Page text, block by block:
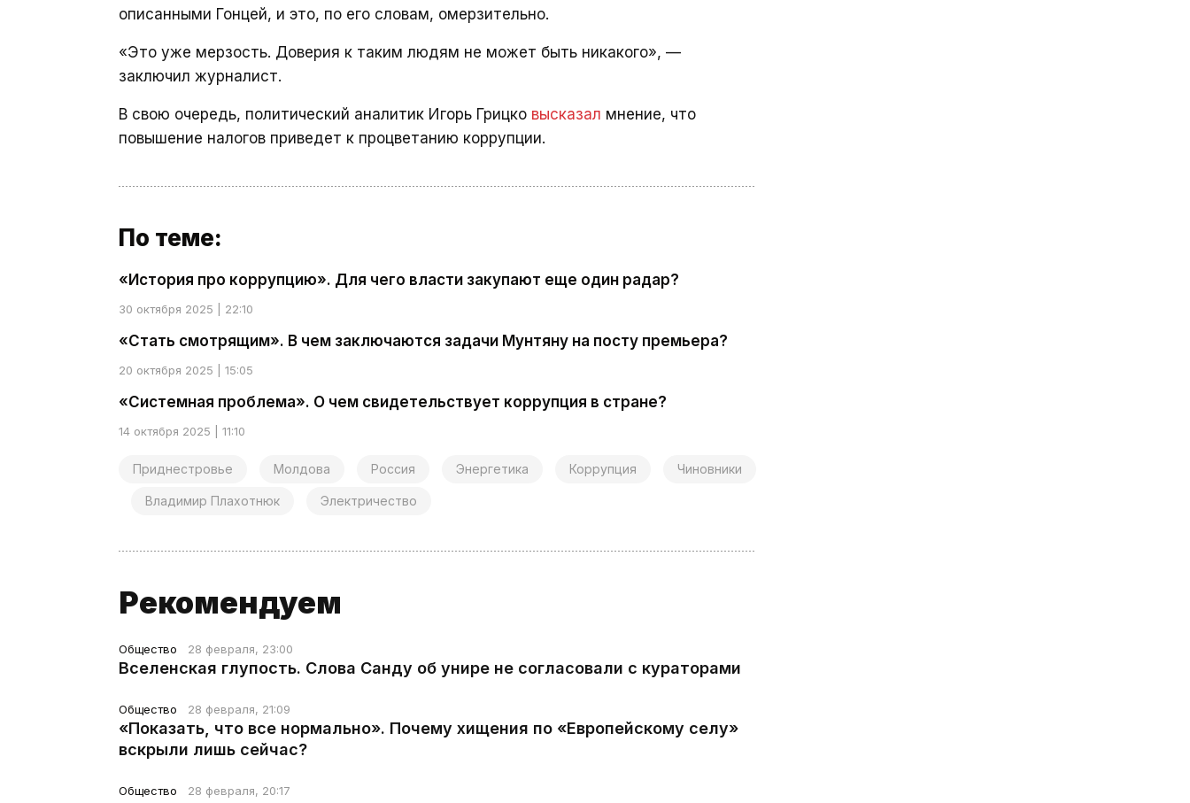
описанными Гонцей, и это, по его словам, омерзительно.
«Это уже мерзость. Доверия к таким людям не может быть никакого», —
заключил журналист.
В свою очередь, политический аналитик Игорь Грицко высказал мнение, что
повышение налогов приведет к процветанию коррупции.
По теме:
«История про коррупцию». Для чего власти закупают еще один радар?
30 октября 2025 | 22:10
«Стать смотрящим». В чем заключаются задачи Мунтяну на посту премьера?
20 октября 2025 | 15:05
«Системная проблема». О чем свидетельствует коррупция в стране?
14 октября 2025 | 11:10
Приднестровье Молдова Россия Энергетика Коррупция Чиновники
Владимир Плахотнюк Электричество
Рекомендуем
Общество 28 февраля, 23:00
Вселенская глупость. Слова Санду об унире не согласовали с кураторами
Общество 28 февраля, 21:09
«Показать, что все нормально». Почему хищения по «Европейскому селу»
вскрыли лишь сейчас?
Общество 28 февраля, 20:17